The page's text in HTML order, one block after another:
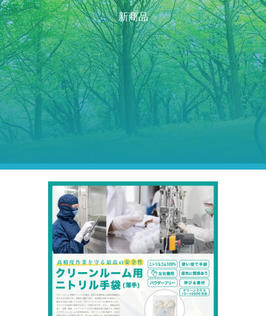
新商品